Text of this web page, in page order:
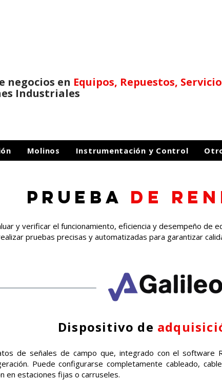
negocios en Equipos, Repuestos,
Industriales
Molinos Instrumentación y Control
PRUEBA DE
y verificar el funcionamiento, eficiencia y desempeño de
pruebas precisas y automatizadas para garantizar
Dispositivo de
de señales de campo que, integrado con el software
Puede configurarse completamente cableado,
en estaciones fijas o carruseles.